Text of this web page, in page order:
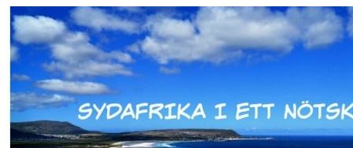
Skip
to
Main
Content